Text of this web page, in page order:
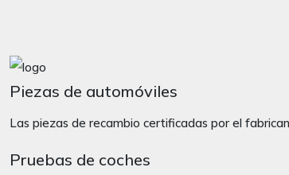
Piezas de automóviles
Las piezas de recambio certificadas por el
Pruebas de coches